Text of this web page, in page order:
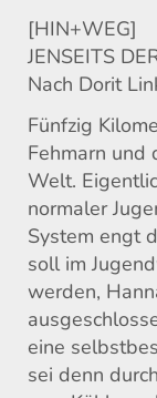
[HIN+WEG]
JENSEITS
Nach Dorit
Fünfzig
Fehmarn und
Welt.
normaler
System engt
soll im
werden,
eine
sei denn